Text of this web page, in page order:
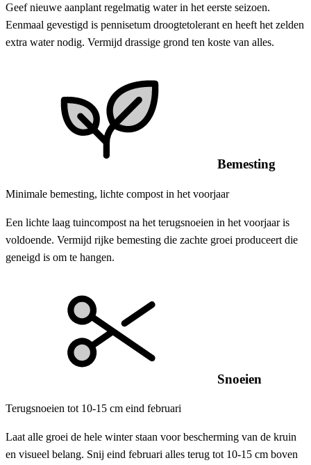
Geef nieuwe aanplant regelmatig water in het eerste seizoen.
Eenmaal gevestigd is pennisetum droogtetolerant en heeft het zelden
extra water nodig. Vermijd drassige grond ten koste van alles.
Bemesting
Minimale bemesting, lichte compost in het voorjaar
Een lichte laag tuincompost na het terugsnoeien in het voorjaar is
voldoende. Vermijd rijke bemesting die zachte groei produceert die
geneigd is om te hangen.
Snoeien
Terugsnoeien tot 10-15 cm eind februari
Laat alle groei de hele winter staan voor bescherming van de kruin
en visueel belang. Snij eind februari alles terug tot 10-15 cm boven